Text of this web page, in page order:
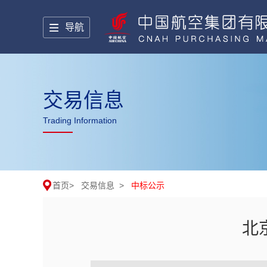
导航
交易信息
Trading Information
首页> 交易信息 > 中标公示
北